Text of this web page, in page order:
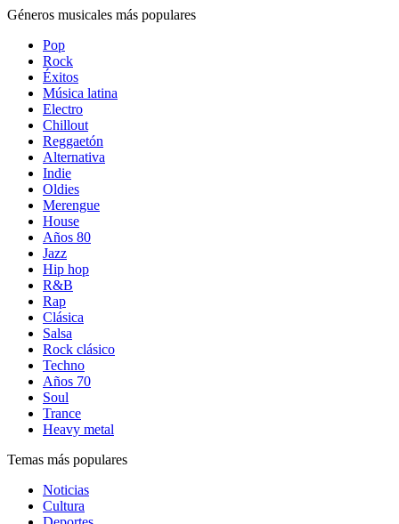
Géneros musicales más populares
Pop
Rock
Éxitos
Música latina
Electro
Chillout
Reggaetón
Alternativa
Indie
Oldies
Merengue
House
Años 80
Jazz
Hip hop
R&B
Rap
Clásica
Salsa
Rock clásico
Techno
Años 70
Soul
Trance
Heavy metal
Temas más populares
Noticias
Cultura